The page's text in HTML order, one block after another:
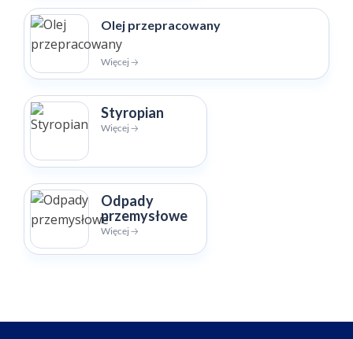
Olej przepracowany
Więcej 🡢
Styropian
Więcej 🡢
Odpady
przemysłowe
Więcej 🡢